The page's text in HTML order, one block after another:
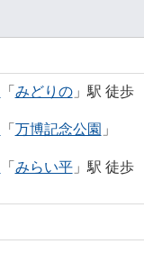
「 みどりの」駅 徒歩
「 万博記念公園 」
「 みらい平」駅 徒歩